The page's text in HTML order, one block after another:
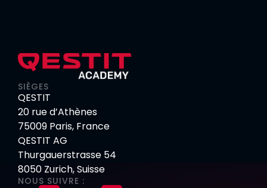
SIÈGES
QESTIT
20 rue d’Athènes
75009 Paris, France
QESTIT AG
Thurgauerstrasse 54
8050 Zurich, Suisse
NOUS SUIVRE :